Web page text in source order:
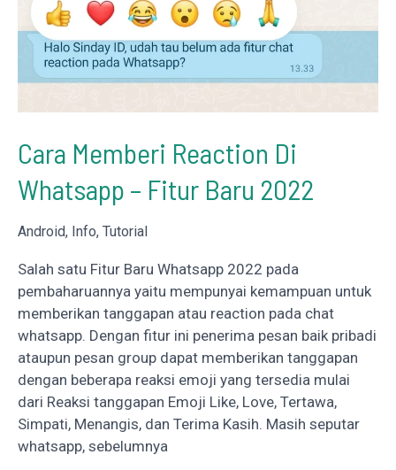
Cara Memberi Reaction Di
Whatsapp – Fitur Baru 2022
Android, Info, Tutorial
Salah satu Fitur Baru Whatsapp 2022 pada
pembaharuannya yaitu mempunyai kemampuan untuk
memberikan tanggapan atau reaction pada chat
whatsapp. Dengan fitur ini penerima pesan baik pribadi
ataupun pesan group dapat memberikan tanggapan
dengan beberapa reaksi emoji yang tersedia mulai
dari Reaksi tanggapan Emoji Like, Love, Tertawa,
Simpati, Menangis, dan Terima Kasih. Masih seputar
whatsapp, sebelumnya